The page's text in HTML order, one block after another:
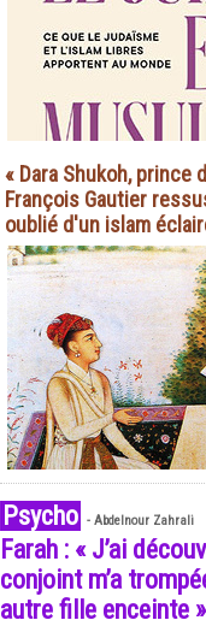
« Dara Shukoh, prince
François Gautier
oublié d'un islam
Psycho - Abdelnour Zahrali
Farah : « J’ai
conjoint m’a
autre fille enceinte »